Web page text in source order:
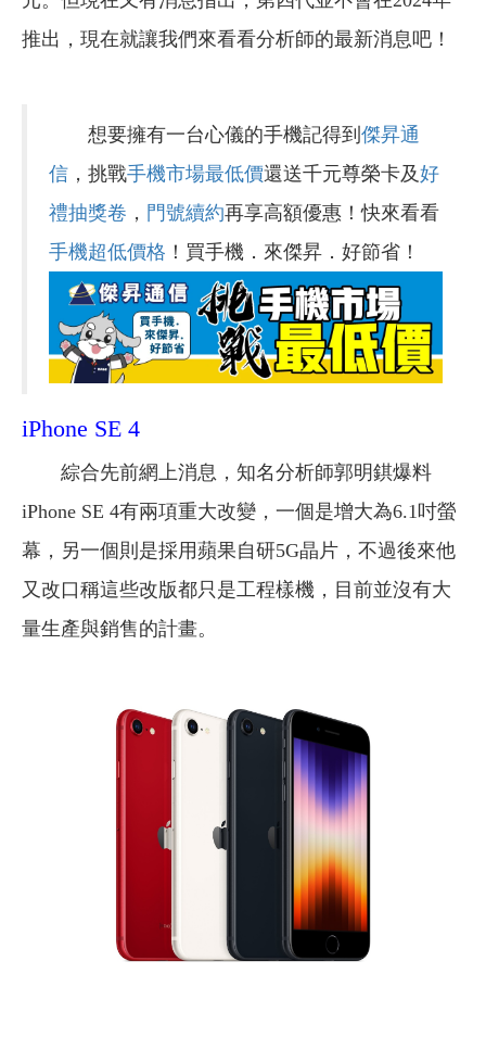
推出，現在就讓我們來看看分析師的最新消息吧！
想要擁有一台心儀的手機記得到 傑昇通
信 ，挑戰手機市場最低價還送千元尊榮卡及好
禮抽獎卷 ， 門號續約再享高額優惠！快來看看
手機超低價格 ！買手機．來傑昇．好節省！
iPhone SE 4
綜合先前網上消息，知名分析師郭明錤爆料
iPhone SE 4有兩項重大改變，一個是增大為6.1吋螢
幕，另一個則是採用蘋果自研5G晶片，不過後來他
又改口稱這些改版都只是工程樣機，目前並沒有大
量生產與銷售的計畫。